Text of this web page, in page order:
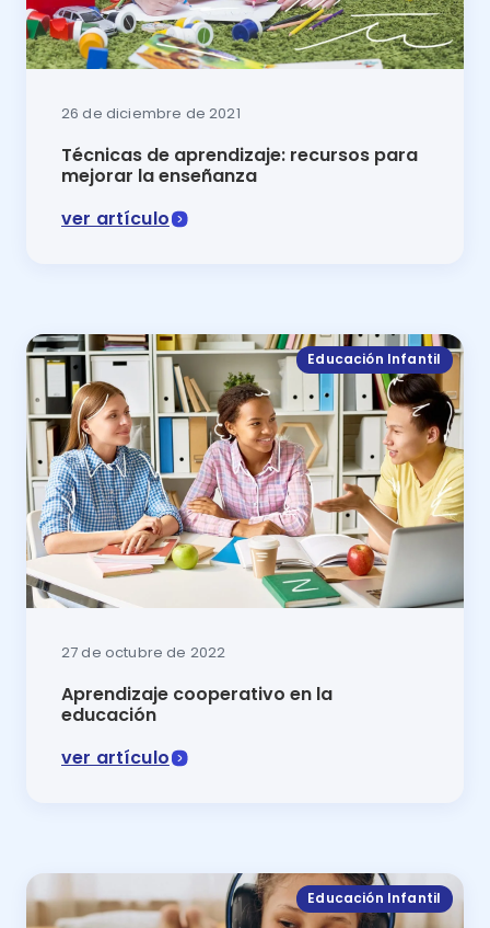
26 de diciembre de 2021
Técnicas de aprendizaje: recursos para
mejorar la enseñanza
ver artículo
Educación Infantil
27 de octubre de 2022
Aprendizaje cooperativo en la
educación
ver artículo
Educación Infantil